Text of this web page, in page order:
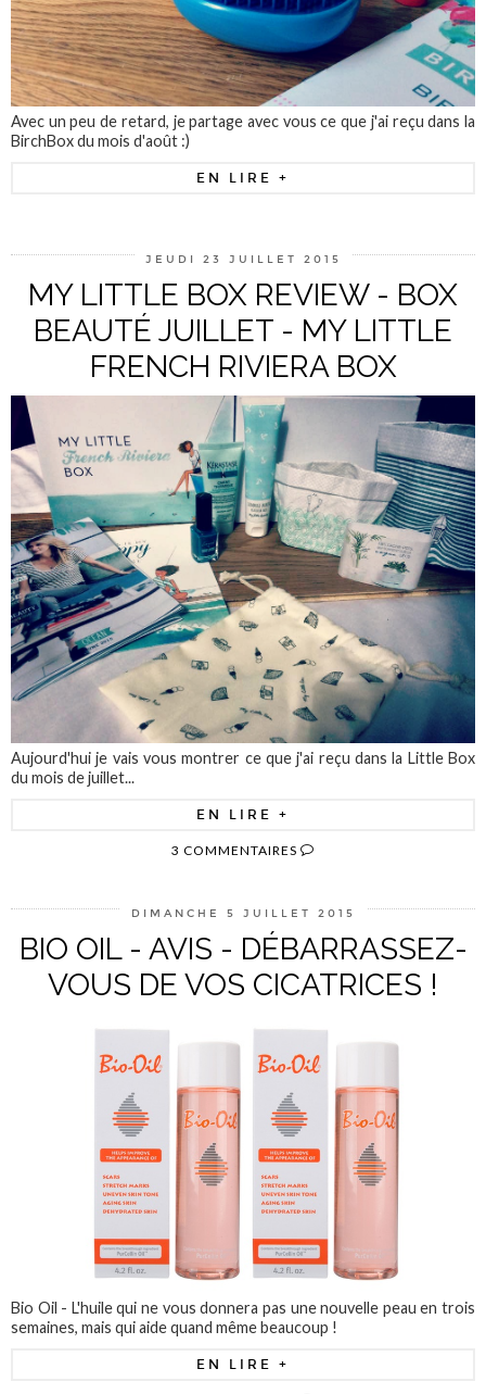
Avec un peu de retard, je partage avec vous ce que j'ai reçu dans la
BirchBox du mois d'août :)
EN LIRE +
JEUDI 23 JUILLET 2015
MY LITTLE BOX REVIEW - BOX
BEAUTÉ JUILLET - MY LITTLE
FRENCH RIVIERA BOX
Aujourd'hui je vais vous montrer ce que j'ai reçu dans la Little Box
du mois de juillet...
EN LIRE +
3 COMMENTAIRES
DIMANCHE 5 JUILLET 2015
BIO OIL - AVIS - DÉBARRASSEZ-
VOUS DE VOS CICATRICES !
Bio Oil - L'huile qui ne vous donnera pas une nouvelle peau en trois
semaines, mais qui aide quand même beaucoup !
EN LIRE +